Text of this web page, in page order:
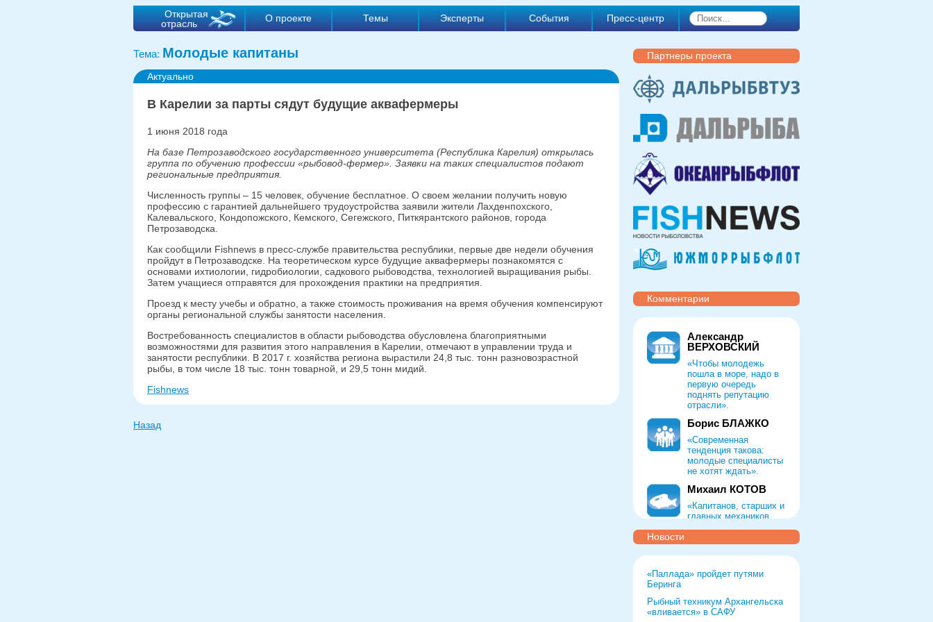
Открытая
отрасль
О проекте Темы Эксперты События Пресс-центр
Тема: Молодые капитаны
Актуально
В Карелии за парты сядут будущие аквафермеры
1 июня 2018 года
На базе Петрозаводского государственного университета (Республика Карелия) открылась
группа по обучению профессии «рыбовод-фермер». Заявки на таких специалистов подают
региональные предприятия.
Численность группы – 15 человек, обучение бесплатное. О своем желании получить новую
профессию с гарантией дальнейшего трудоустройства заявили жители Лахденпохского,
Калевальского, Кондопожского, Кемского, Сегежского, Питкярантского районов, города
Петрозаводска.
Как сообщили Fishnews в пресс-службе правительства республики, первые две недели обучения
пройдут в Петрозаводске. На теоретическом курсе будущие аквафермеры познакомятся с
основами ихтиологии, гидробиологии, садкового рыбоводства, технологией выращивания рыбы.
Затем учащиеся отправятся для прохождения практики на предприятия.
Проезд к месту учебы и обратно, а также стоимость проживания на время обучения компенсируют
органы региональной службы занятости населения.
Востребованность специалистов в области рыбоводства обусловлена благоприятными
возможностями для развития этого направления в Карелии, отмечают в управлении труда и
занятости республики. В 2017 г. хозяйства региона вырастили 24,8 тыс. тонн разновозрастной
рыбы, в том числе 18 тыс. тонн товарной, и 29,5 тонн мидий.
Fishnews
Назад
Партнеры проекта
Комментарии
Александр
ВЕРХОВСКИЙ
«Чтобы молодежь
пошла в море, надо в
первую очередь
поднять репутацию
отрасли».
Борис БЛАЖКО
«Современная
тенденция такова:
молодые специалисты
не хотят ждать».
Михаил КОТОВ
«Капитанов, старших и
главных механиков,
тралмастеров мы
ищем по всей России»
Руслан ТЕЛЕНКОВ
восстанавливать
престиж профессии,
Новости
«Паллада» пройдет путями
Беринга
Рыбный техникум Архангельска
«вливается» в САФУ